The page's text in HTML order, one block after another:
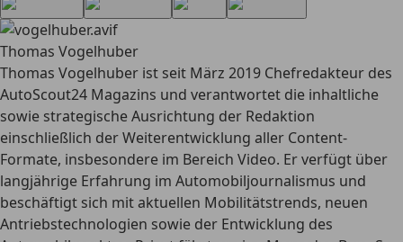
Thomas Vogelhuber
Thomas Vogelhuber ist seit März 2019 Chefredakteur des
AutoScout24 Magazins und verantwortet die inhaltliche
sowie strategische Ausrichtung der Redaktion
einschließlich der Weiterentwicklung aller Content-
Formate, insbesondere im Bereich Video. Er verfügt über
langjährige Erfahrung im Automobiljournalismus und
beschäftigt sich mit aktuellen Mobilitätstrends, neuen
Antriebstechnologien sowie der Entwicklung des